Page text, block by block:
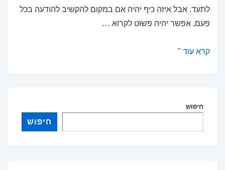
לתעד. אבל איזה כיף יהיה אם במקום להקשיב להודעה בכל
פעם, אפשר יהיה פשוט לקרוא …
איך
בוואטסאפ?
קרא עוד "
חיפוש
חיפוש